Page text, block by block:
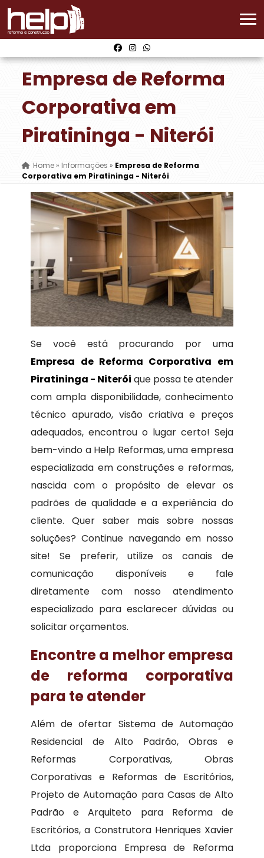
Empresa de Reforma
Corporativa em
Piratininga - Niterói
Home »Informações » Empresa de Reforma
Corporativa em Piratininga - Niterói
Se você está procurando por uma
Empresa de Reforma Corporativa em
Piratininga - Niterói que possa te atender
com ampla disponibilidade, conhecimento
técnico apurado, visão criativa e preços
adequados, encontrou o lugar certo! Seja
bem-vindo a Help Reformas, uma empresa
especializada em construções e reformas,
nascida com o propósito de elevar os
padrões de qualidade e a experiência do
cliente. Quer saber mais sobre nossas
soluções? Continue navegando em nosso
site! Se preferir, utilize os canais de
comunicação disponíveis e fale
diretamente com nosso atendimento
especializado para esclarecer dúvidas ou
solicitar orçamentos.
Encontre a melhor empresa
de reforma corporativa
para te atender
Além de ofertar Sistema de Automação
Residencial de Alto Padrão, Obras e
Reformas Corporativas, Obras
Corporativas e Reformas de Escritórios,
Projeto de Automação para Casas de Alto
Padrão e Arquiteto para Reforma de
Escritórios, a Construtora Henriques Xavier
Ltda proporciona Empresa de Reforma